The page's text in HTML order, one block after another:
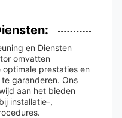
en Diensten
omvatten
prestaties en
garanderen. Ons
aan het bieden
installatie-,